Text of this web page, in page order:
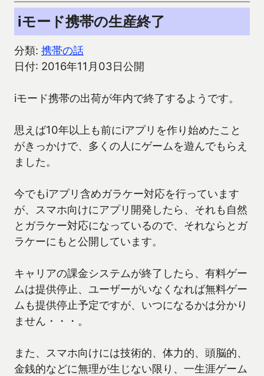
iモード携帯の生産終了
分類: 携帯の話
日付: 2016年11月03日公開
iモード携帯の出荷が年内で終了するようです。
思えば10年以上も前にiアプリを作り始めたこと
がきっかけで、多くの人にゲームを遊んでもらえ
ました。
今でもiアプリ含めガラケー対応を行っています
が、スマホ向けにアプリ開発したら、それも自然
とガラケー対応になっているので、それならとガ
ラケーにもと公開しています。
キャリアの課金システムが終了したら、有料ゲー
ムは提供停止、ユーザーがいなくなれば無料ゲー
ムも提供停止予定ですが、いつになるかは分かり
ません・・・。
また、スマホ向けには技術的、体力的、頭脳的、
金銭的などに無理が生じない限り、一生涯ゲーム